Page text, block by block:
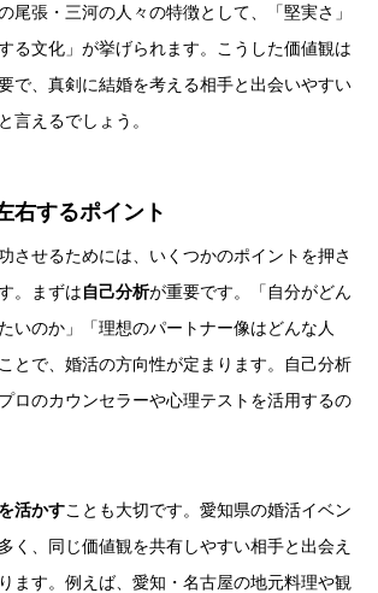
尾張・三河の人々の特徴として、「堅実さ」
る文化」が挙げられます。こうした価値観は
で、真剣に結婚を考える相手と出会いやすい
言えるでしょう。
右するポイント
させるためには、いくつかのポイントを押さ
。まずは自己分析が重要です。「自分がどん
いのか」「理想のパートナー像はどんな人
とで、婚活の方向性が定まります。自己分析
ロのカウンセラーや心理テストを活用するの
活かすことも大切です。愛知県の婚活イベン
く、同じ価値観を共有しやすい相手と出会え
ます。例えば、愛知・名古屋の地元料理や観